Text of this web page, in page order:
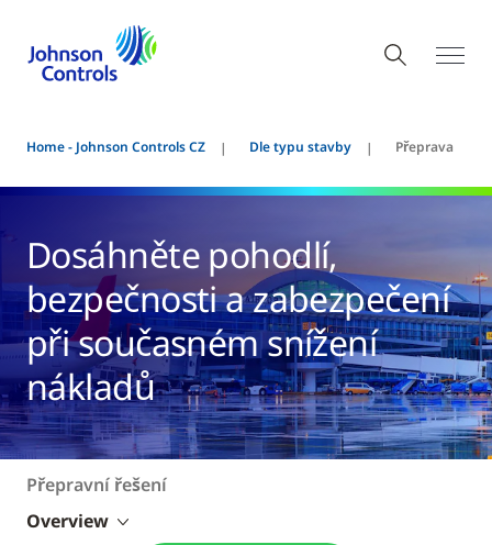
Home - Johnson Controls CZ Dle typu stavby Přeprava
Dosáhněte pohodlí,
bezpečnosti a zabezpečení
při současném snížení
nákladů
Přepravní řešení
Overview